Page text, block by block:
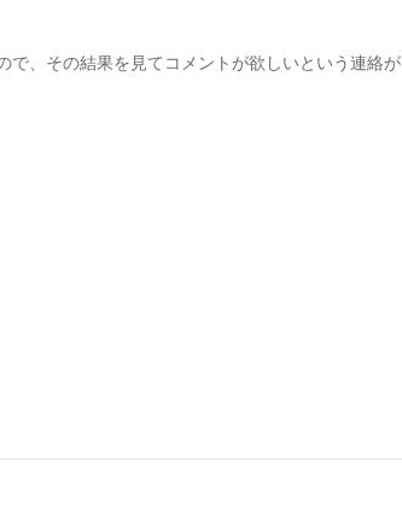
、その結果を見てコメントが欲しいという連絡が